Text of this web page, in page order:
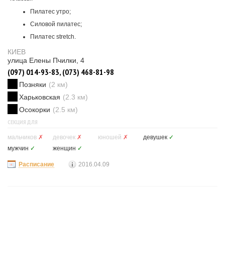
Пилатес утро;
Силовой пилатес;
Пилатес stretch.
КИЕВ
улица Елены Пчилки, 4
(097) 014-93-83, (073) 468-81-98
Позняки (2 км)
Харьковская (2.3 км)
Осокорки (2.5 км)
СЕКЦИЯ ДЛЯ
мальчиков ✗ девочек ✗ юношей ✗ девушек ✓
мужчин ✓ женщин ✓
Расписание 2016.04.09